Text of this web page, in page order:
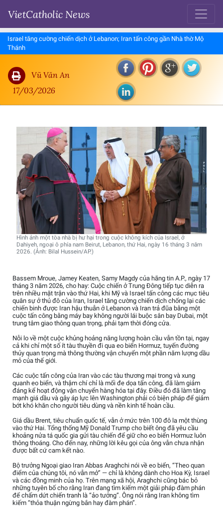
VietCatholic News
Israel tăng cường chiến dịch ở Lebanon; Iran tấn công gần Nhà thờ Mộ
Thánh
Vũ Văn An
17/03/2026
Hình ảnh một tòa nhà bị hư hại trong cuộc không kích của Israel, ở
Dahiyeh, ngoại ô phía nam Beirut, Lebanon, thứ Hai, ngày 16 tháng 3 năm
2026. (Ảnh: Bilal Hussein/AP.)
Bassem Mroue, Jamey Keaten, Samy Magdy của hãng tin A.P., ngày 17
tháng 3 năm 2026, cho hay: Cuộc chiến ở Trung Đông tiếp tục diễn ra
trên nhiều mặt trận vào thứ Hai, khi Mỹ và Israel tấn công các mục tiêu
quân sự ở thủ đô của Iran, Israel tăng cường chiến dịch chống lại các
chiến binh được Iran hậu thuẫn ở Lebanon và Iran trả đũa bằng một
cuộc tấn công bằng máy bay không người lái buộc sân bay Dubai, một
trung tâm giao thông quan trọng, phải tạm thời đóng cửa.
Nỗi lo về một cuộc khủng hoảng năng lượng hoàn cầu vẫn tồn tại, ngay
cả khi chỉ một số ít tàu thuyền đi qua eo biển Hormuz, tuyến đường
thủy quan trọng mà thông thường vận chuyển một phần năm lượng dầu
mỏ của thế giới.
Các cuộc tấn công của Iran vào các tàu thương mại trong và xung
quanh eo biển, và thậm chí chỉ là mối đe dọa tấn công, đã làm giảm
đáng kể hoạt động vận chuyển hàng hóa tại đây. Điều đó đã làm tăng
mạnh giá dầu và gây áp lực lên Washington phải có biện pháp để giảm
bớt khó khăn cho người tiêu dùng và nền kinh tế hoàn cầu.
Giá dầu Brent, tiêu chuẩn quốc tế, vẫn ở mức trên 100 đô la một thùng
vào thứ Hai. Tổng thống Mỹ Donald Trump cho biết ông đã yêu cầu
khoảng nửa tá quốc gia gửi tàu chiến để giữ cho eo biển Hormuz luôn
thông thoáng. Cho đến nay, những lời kêu gọi của ông vẫn chưa nhận
được bất cứ cam kết nào.
Bộ trưởng Ngoại giao Iran Abbas Araghchi nói về eo biển, “Theo quan
điểm của chúng tôi, nó vẫn mở” — chỉ là không dành cho Hoa Kỳ, Israel
và các đồng minh của họ. Trên mạng xã hội, Araghchi cũng bác bỏ
những tuyên bố cho rằng Iran đang tìm kiếm một giải pháp đàm phán
để chấm dứt chiến tranh là “ảo tưởng”. Ông nói rằng Iran không tìm
kiếm “thỏa thuận ngừng bắn hay đàm phán”.